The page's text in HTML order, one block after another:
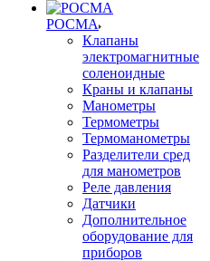
РОСМА
Клапаны
электромагнитные
соленоидные
Краны и клапаны
Манометры
Термометры
Термоманометры
Разделители сред
для манометров
Реле давления
Датчики
Дополнительное
оборудование для
приборов